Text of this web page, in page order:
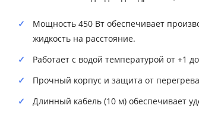
Мощность 450 Вт обеспечивает
жидкость на расстояние.
Работает с водой температурой от +1
Прочный корпус и защита от
Длинный кабель (10 м) обеспечивает